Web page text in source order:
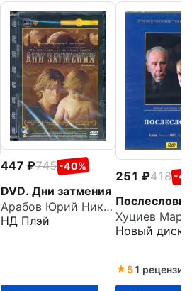
447 745 -40%
DVD. Дни затмения
Арабов Юрий Николаевич
НД Плэй
251 418 -
Хуциев
Новый диск
51 рецензия